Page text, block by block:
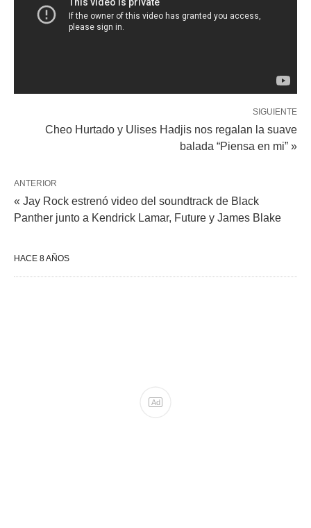
SIGUIENTE
Cheo Hurtado y Ulises Hadjis nos regalan la suave
balada “Piensa en mi” »
ANTERIOR
« Jay Rock estrenó video del soundtrack de Black
Panther junto a Kendrick Lamar, Future y James Blake
HACE 8 AÑOS